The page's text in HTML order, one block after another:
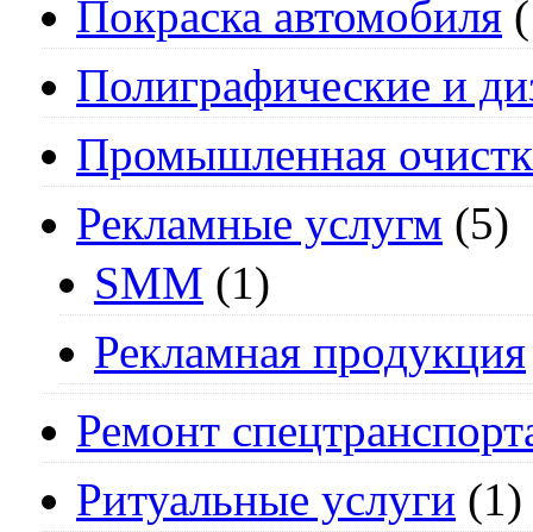
Покраска автомобиля
Полиграфические и
Промышленная
Рекламные услугм (5)
SMM (1)
Рекламная продукция
Ремонт
Ритуальные услуги (1)